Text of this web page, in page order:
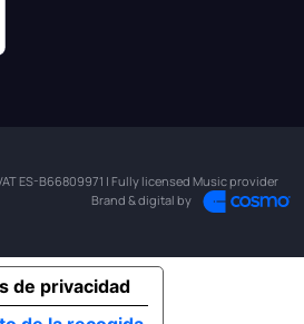
ES-B66809971 | Fully licensed Music provider
Brand & digital by
de privacidad